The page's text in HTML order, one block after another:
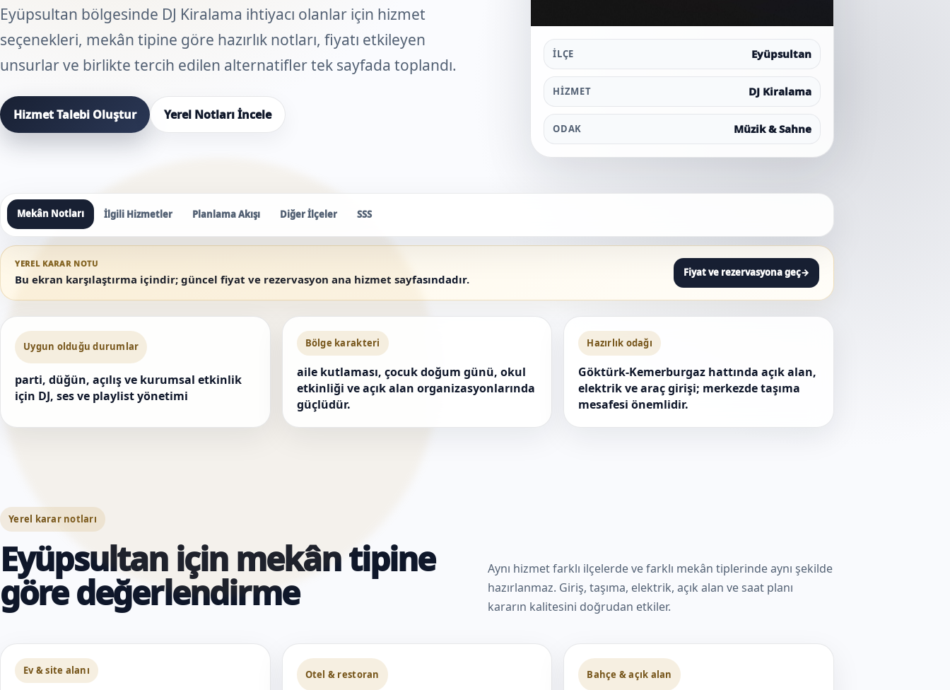
Eyüpsultan bölgesinde DJ Kiralama ihtiyacı olanlar için hizmet
seçenekleri, mekân tipine göre hazırlık notları, fiyatı etkileyen
unsurlar ve birlikte tercih edilen alternatifler tek sayfada toplandı.
Hizmet Talebi Oluştur Yerel Notları İncele
İLÇE Eyüpsultan
HIZMET DJ Kiralama
ODAK Müzik & Sahne
Mekân Notları İlgili Hizmetler Planlama Akışı Diğer İlçeler SSS
YEREL KARAR NOTU
Bu ekran karşılaştırma içindir; güncel fiyat ve rezervasyon ana hizmet sayfasındadır. Fiyat ve rezervasyona geç→
Uygun olduğu durumlar
parti, düğün, açılış ve kurumsal etkinlik
için DJ, ses ve playlist yönetimi
Bölge karakteri
aile kutlaması, çocuk doğum günü, okul
etkinliği ve açık alan organizasyonlarında
güçlüdür.
Hazırlık odağı
Göktürk-Kemerburgaz hattında açık alan,
elektrik ve araç girişi; merkezde taşıma
mesafesi önemlidir.
Yerel karar notları
Eyüpsultan için mekân tipine
göre değerlendirme
Aynı hizmet farklı ilçelerde ve farklı mekân tiplerinde aynı şekilde
hazırlanmaz. Giriş, taşıma, elektrik, açık alan ve saat planı
kararın kalitesini doğrudan etkiler.
Ev & site alanı Otel & restoran Bahçe & açık alan